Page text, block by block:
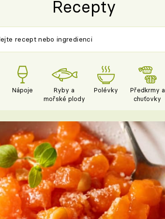
Recepty
Nápoje
Ryby a
mořské plody
Polévky
Předkrmy a
chuťovky